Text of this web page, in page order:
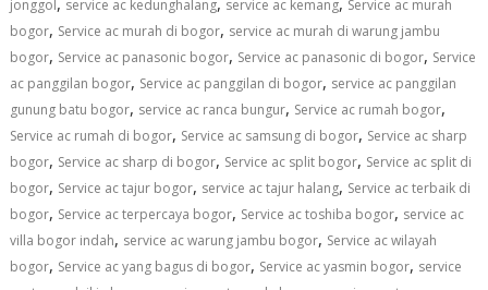
jonggol service ac kedunghalang service ac kemang Service ac murah
bogor, Service ac murah di bogor, service ac murah di warung jambu
bogor, Service ac panasonic bogor, Service ac panasonic di bogor, Service
ac panggilan bogor, Service ac panggilan di bogor, service ac panggilan
gunung batu bogor, service ac ranca bungur, Service ac rumah bogor,
Service ac rumah di bogor, Service ac samsung di bogor, Service ac sharp
bogor, Service ac sharp di bogor, Service ac split bogor, Service ac split di
bogor, Service ac tajur bogor, service ac tajur halang, Service ac terbaik di
bogor, Service ac terpercaya bogor, Service ac toshiba bogor, service ac
villa bogor indah, service ac warung jambu bogor, Service ac wilayah
bogor, Service ac yang bagus di bogor, Service ac yasmin bogor, service